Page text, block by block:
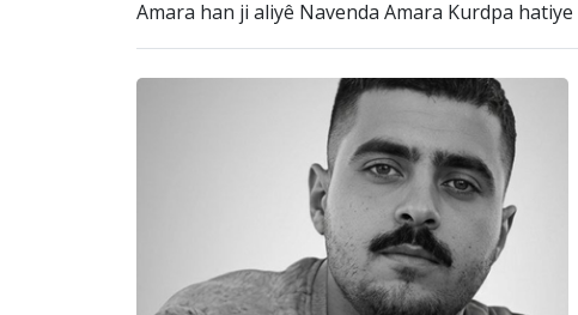
Amara han ji aliyê Navenda Amara Kurdpa